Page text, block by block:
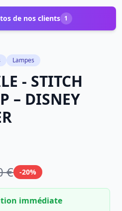
de nos clients 1
Lampes
- STITCH
– DISNEY
€ -20%
immédiate